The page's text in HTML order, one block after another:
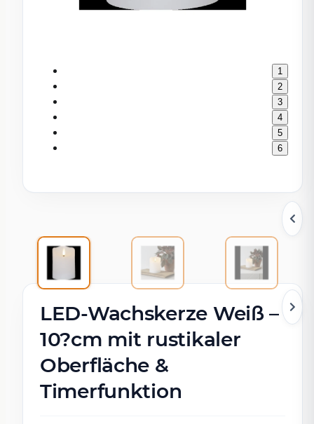
1
2
3
4
5
6
LED-Wachskerze Weiß –
10?cm mit rustikaler
Oberfläche &
Timerfunktion